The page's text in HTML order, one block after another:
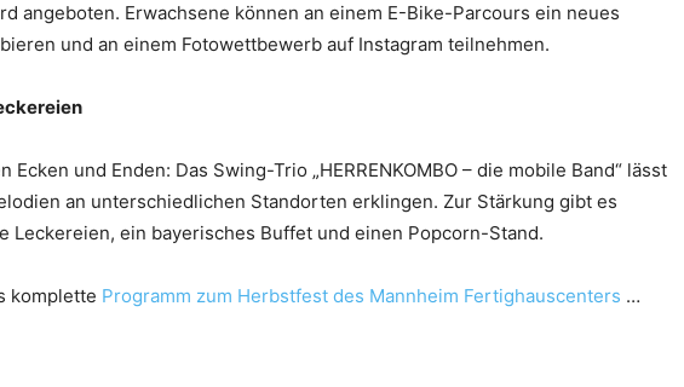
angeboten. Erwachsene können an einem E-Bike-Parcours ein neues
und an einem Fotowettbewerb auf Instagram teilnehmen.
Ecken und Enden: Das Swing-Trio „HERRENKOMBO – die mobile Band“ lässt
an unterschiedlichen Standorten erklingen. Zur Stärkung gibt es
Leckereien, ein bayerisches Buffet und einen Popcorn-Stand.
komplette Programm zum Herbstfest des Mannheim Fertighauscenters …